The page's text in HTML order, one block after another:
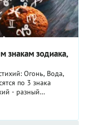
знакам зодиака,
Огонь, Вода,
по 3 знака
- разный
еду и даже
выборе блюд.